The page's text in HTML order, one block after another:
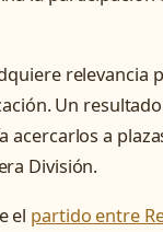
relevancia
Un
acercarlos a
División.
el partido entre